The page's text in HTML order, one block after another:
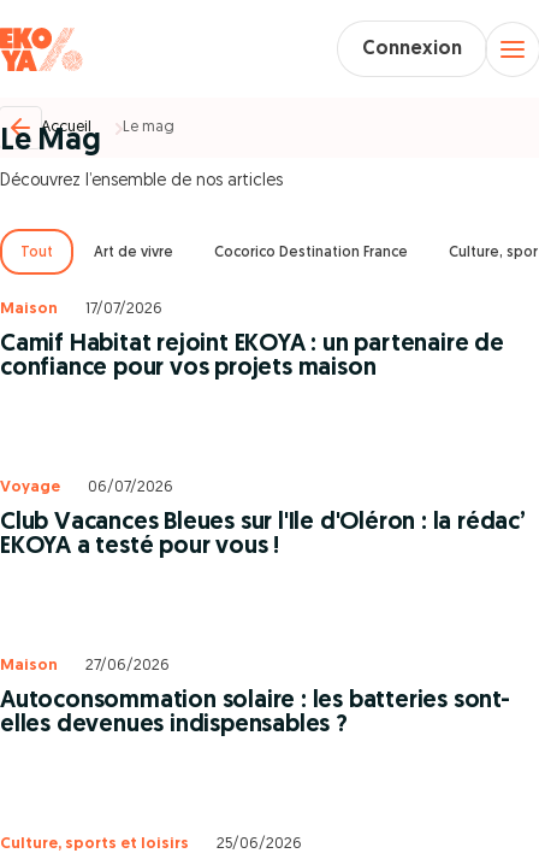
Connexion
Accueil Le mag
Le Mag
Découvrez l’ensemble de nos articles
Tout Art de vivre Cocorico Destination France Culture,
Maison 17/07/2026
Camif Habitat rejoint EKOYA : un partenaire de
confiance pour vos projets maison
Voyage 06/07/2026
Club Vacances Bleues sur l'Ile d'Oléron : la rédac’
EKOYA a testé pour vous !
Maison 27/06/2026
Autoconsommation solaire : les batteries sont-
elles devenues indispensables ?
Culture, sports et loisirs 25/06/2026